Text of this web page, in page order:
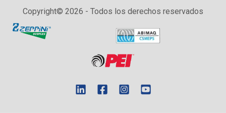
Copyright© 2026 - Todos los derechos reservados